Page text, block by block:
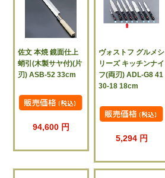
佐文 本焼 鏡面仕上
蛸引(木製サヤ付)(片
刃) ASB-52 33cm
94,600 円
ヴォストフ グルメシ
リーズ キッチンナイ
フ(両刃) ADL-G8 41
30-18 18cm
5,294 円